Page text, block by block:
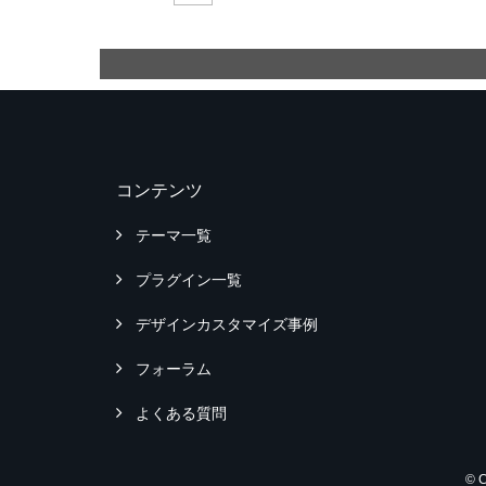
コンテンツ
テーマ一覧
プラグイン一覧
デザインカスタマイズ事例
フォーラム
よくある質問
©